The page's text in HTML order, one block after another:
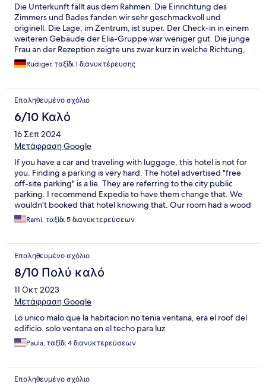
Die Unterkunft fällt aus dem Rahmen. Die Einrichtung des
Zimmers und Bades fanden wir sehr geschmackvoll und
originell. Die Lage, im Zentrum, ist super. Der Check-in in einem
weiteren Gebäude der Elia-Gruppe war weniger gut. Die junge
Frau an der Rezeption zeigte uns zwar kurz in welche Richtung,
wir gehen mussten, aber da hätte ich mir eine Begleitung
gewünscht (auch für Fragen des Zimmers, z.B. Safe und TV
Rüdiger, ταξίδι 1 διανυκτέρευσης
Επαληθευμένο σχόλιο
6/10 Καλό
16 Σεπ 2024
Μετάφραση Google
If you have a car and traveling with luggage, this hotel is not for
you. Finding a parking is very hard. The hotel advertised "free
off-site parking" is a lie. They are referring to the city public
parking. I recommend Expedia to have them change that. We
wouldn't booked that hotel knowing that. Our room had a wood
seeling. Very noisy. One plus for the hotel is its location.
Rami, ταξίδι 5 διανυκτερεύσεων
Επαληθευμένο σχόλιο
8/10 Πολύ καλό
11 Οκτ 2023
Μετάφραση Google
Lo unico malo que la habitacion no tenia ventana, era el roof del
edificio. solo ventana en el techo para luz
Paula, ταξίδι 4 διανυκτερεύσεων
Επαληθευμένο σχόλιο